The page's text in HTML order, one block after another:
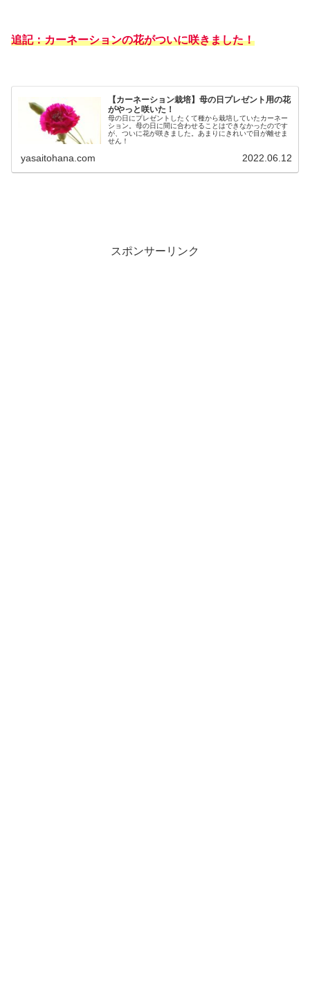
追記：カーネーションの花がついに咲きました！
【カーネーション栽培】母の日プレゼント用の花
がやっと咲いた！
母の日にプレゼントしたくて種から栽培していたカーネー
ション。母の日に間に合わせることはできなかったのです
が、ついに花が咲きました。あまりにきれいで目が離せま
せん！
yasaitohana.com 2022.06.12
スポンサーリンク